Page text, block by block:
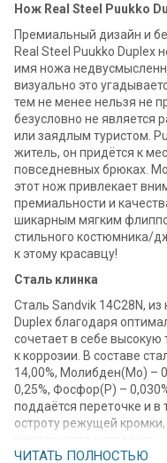
Нож Real Steel Puukko
Премиальный дизайн и
Real Steel Puukko Duplex
имя ножа
визуально это
тем не менее нельзя не
безусловно не является
или заядлым туристом.
житель, он придётся к
повседневных брюках.
этот нож привлекает
премиальности и
шикарным мягким
стильного костюмника/
к этому красавцу!
Сталь клинка
Сталь Sandvik 14C28N,
Duplex благодаря
сочетает в себе
к коррозии. В составе
14,00%, Молибден(Мо) –
0,25%, Фосфор(P) –
поддаётся переточке и
остроту режущей
ЧИТАТЬ ПОЛНОСТЬЮ